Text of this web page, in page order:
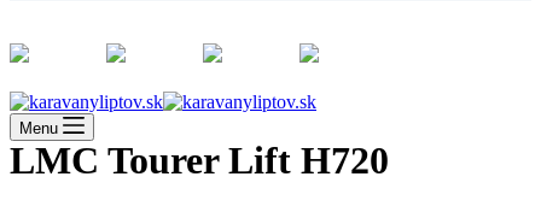
Menu
LMC Tourer Lift H720